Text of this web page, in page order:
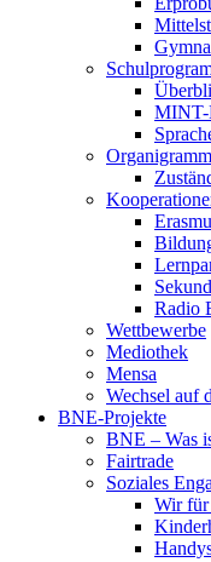
MINT-
Organigramm
Radio
Wettbewerbe
Mediothek
Mensa
Wechsel auf
BNE-Projekte
BNE – Was
Fairtrade
Soziales
Wir für